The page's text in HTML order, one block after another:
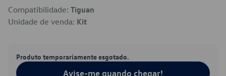
Compatibilidade: Tiguan
Unidade de venda: Kit
Produto temporariamente esgotado.
Avise-me quando chegar!